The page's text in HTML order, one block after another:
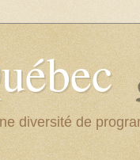
diversité de